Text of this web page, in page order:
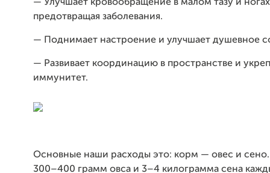
— Улучшает кровообращение в малом тазу и
предотвращая заболевания.
— Поднимает настроение и улучшает душевное
— Развивает координацию в пространстве и
иммунитет.
Основные наши расходы это: корм — овес и сено.
300–400 грамм овса и 3–4 килограмма сена